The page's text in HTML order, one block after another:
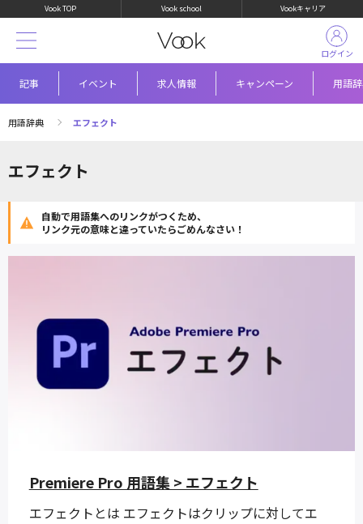
Vook TOP Vook school Vookキャリア
記事 イベント 求人情報 キャンペーン 用語
ログイン
用語辞典 エフェクト
エフェクト
自動で用語集へのリンクがつくため、
リンク元の意味と違っていたらごめんなさい！
Premiere Pro 用語集 > エフェクト
エフェクトとは エフェクトはクリップに対してエ